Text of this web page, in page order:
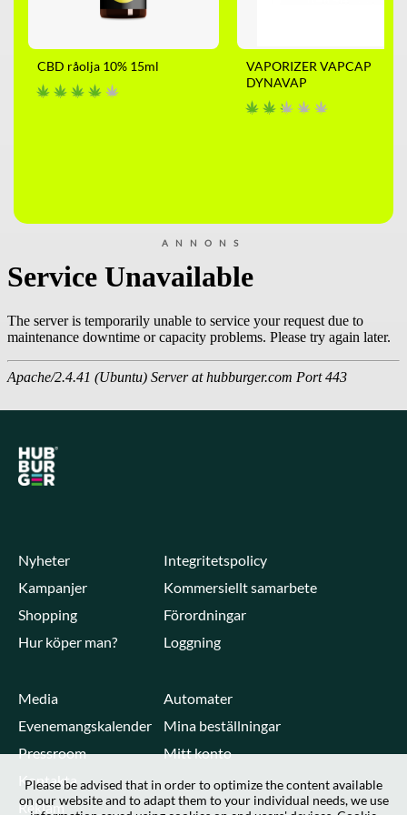
CBD råolja 10% 15ml
VAPORIZER VAPCAP
DYNAVAP
ANNONS
Nyheter
Kampanjer
Shopping
Hur köper man?
Integritetspolicy
Kommersiellt samarbete
Förordningar
Loggning
Media
Evenemangskalender
Pressroom
Kontakta
Reklam
Automater
Mina beställningar
Mitt konto
Please be advised that in order to optimize the content available
on our website and to adapt them to your individual needs, we use